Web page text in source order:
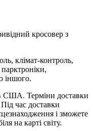
кросовер з
клімат-контроль,
іншого.
в США. Терміни доставки
час доставки
і зможете
на карті світу.